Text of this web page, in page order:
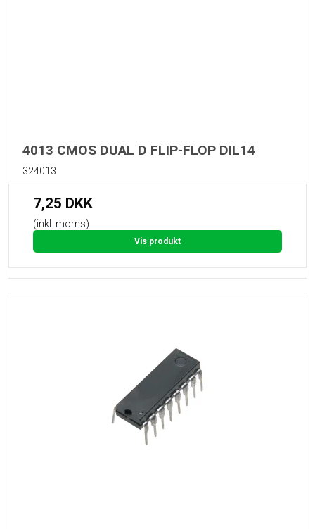
4013 CMOS DUAL D FLIP-FLOP DIL14
324013
7,25 DKK
(inkl. moms)
Vis produkt